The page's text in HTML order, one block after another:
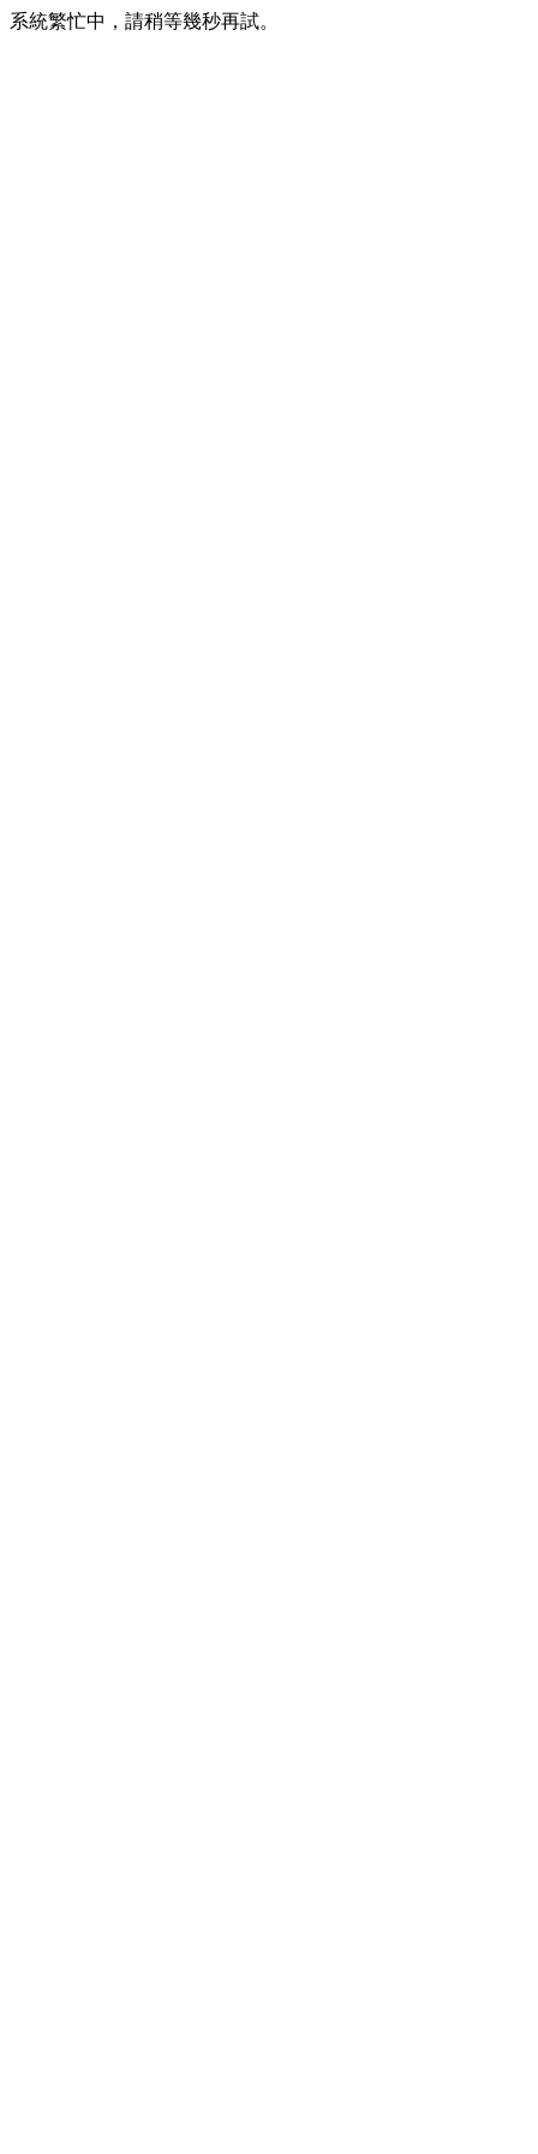
系統繁忙中，請稍等幾秒再試。